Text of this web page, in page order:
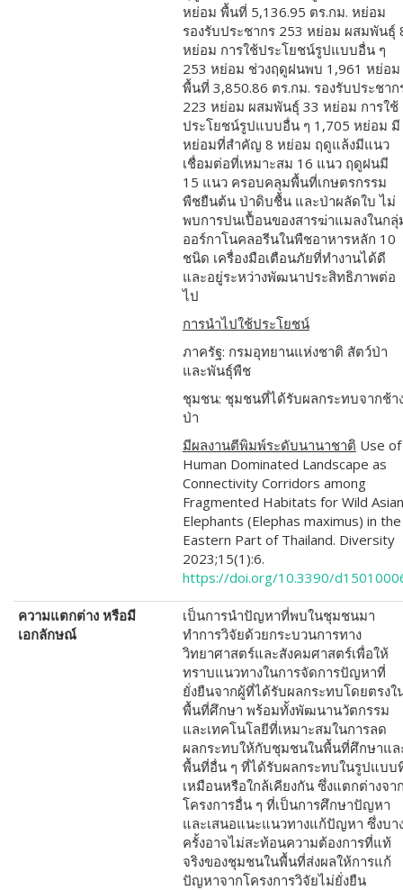
หย่อม พื้นที่ 5,136.95 ตร.กม. หย่อม
รองรับประชากร 253 หย่อม ผสมพันธุ์
หย่อม การใช้ประโยชน์รูปแบบอื่น ๆ
253 หย่อม ช่วงฤดูฝนพบ 1 ,961 หย่อม
พื้นที่ 3,850.86 ตร.กม. รองรับประชาก
223 หย่อม ผสมพันธุ์ 33 หย่อม การใช้
ประโยชน์รูปแบบอื่น ๆ 1 ,705 หย่อม มี
หย่อมที่สำคัญ 8 หย่อม ฤดูแล้งมีแนว
เชื่อมต่อที่เหมาะสม 16 แนว ฤดูฝนมี
15 แนว ครอบคลุมพื้นที่เกษตรกรรม
พืชยืนต้น ป่าดิบชื้น และป่าผลัดใบไม่
พบการปนเปื้อนของสารฆ่าแมลงในกลุ่
ออร์กาโนคลอรีนในพืชอาหารหลัก 10
ชนิด เครื่องมือเตือนภัยที่ทำงานได้ดี
และอยู่ระหว่างพัฒนาประสิทธิภาพต่อ
ไป
การนำไปใช้ประโยชน์
ภาครัฐ: กรมอุทยานแห่งชาติ สัตว์ป่า
และพันธุ์พืช
ชุมชน: ชุมชนที่ได้รับผลกระทบจากช้า
ป่า
มีผลงานตีพิมพ์ระดับนานาชาติ Use of
Human Dominated Landscape as
Connectivity Corridors among
Fragmented Habitats for Wild Asian
Elephants (Elephas maximus) in the
Eastern Part of Thailand. Diversity
2023;15(1):6.
https://doi.org/10.3390/
ความแตกต่าง หรือมี
เอกลักษณ์
เป็นการนำปัญหาที่พบในชุมชนมา
ทำการวิจัยด้วยกระบวนการทาง
วิทยาศาสตร์และสังคมศาสตร์เพื่อให้
ทราบแนวทางในการจัดการปัญหาที่
ยั่งยืนจากผู้ที่ได้รับผลกระทบโดยตรงใ
พื้นที่ศึกษา พร้อมทั้งพัฒนานวัตกรรม
และเทคโนโลยีที่เหมาะสมในการลด
ผลกระทบให้กับชุมชนในพื้นที่ศึกษาแล
พื้นที่อื่น ๆ ที่ได้รับผลกระทบในรูปแบบ
เหมือนหรือใกล้เคียงกัน ซึ่งแตกต่างจา
โครงการอื่น ๆ ที่เป็นการศึกษาปัญหา
และเสนอแนะแนวทางแก้ปัญหา ซึ่งบา
ครั้งอาจไม่สะท้อนความต้องการที่แท้
จริงของชุมชนในพื้นที่ส่งผลให้การแก้
ปัญหาจากโครงการวิจัยไม่ยั่งยืน